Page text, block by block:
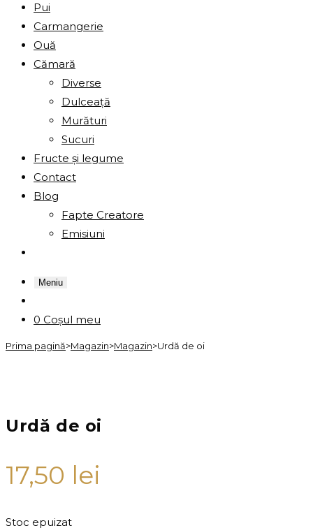
Pui
Carmangerie
Ouă
Cămară
Diverse
Dulceață
Murături
Sucuri
Fructe și legume
Contact
Blog
Fapte Creatore
Emisiuni
Meniu
0 Coșul meu
Prima pagină>Magazin>Magazin>Urdă de oi
Urdă de oi
17,50 lei
Stoc epuizat